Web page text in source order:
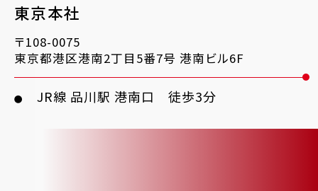
東京本社
〒108-0075
東京都港区港南2丁目5番7号 港南ビル6F
● JR線 品川駅 港南口 徒歩3分